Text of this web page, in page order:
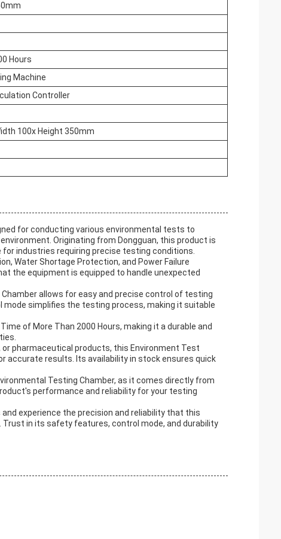
Hours
Machine
Controller
100x Height 350mm
for conducting various environmental tests to
Originating from Dongguan, this product is
industries requiring precise testing conditions.
Water Shortage Protection, and Power Failure
the equipment is equipped to handle unexpected
allows for easy and precise control of testing
simplifies the testing process, making it suitable
of More Than 2000 Hours, making it a durable and
pharmaceutical products, this Environment Test
accurate results. Its availability in stock ensures quick
Testing Chamber, as it comes directly from
performance and reliability for your testing
experience the precision and reliability that this
in its safety features, control mode, and durability